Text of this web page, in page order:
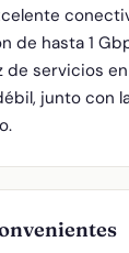
de hasta 1
de servicios
junto con